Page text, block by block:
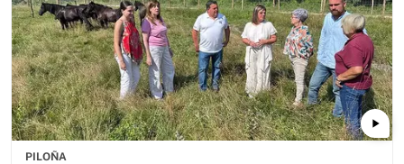
play_arrow
PILOÑA